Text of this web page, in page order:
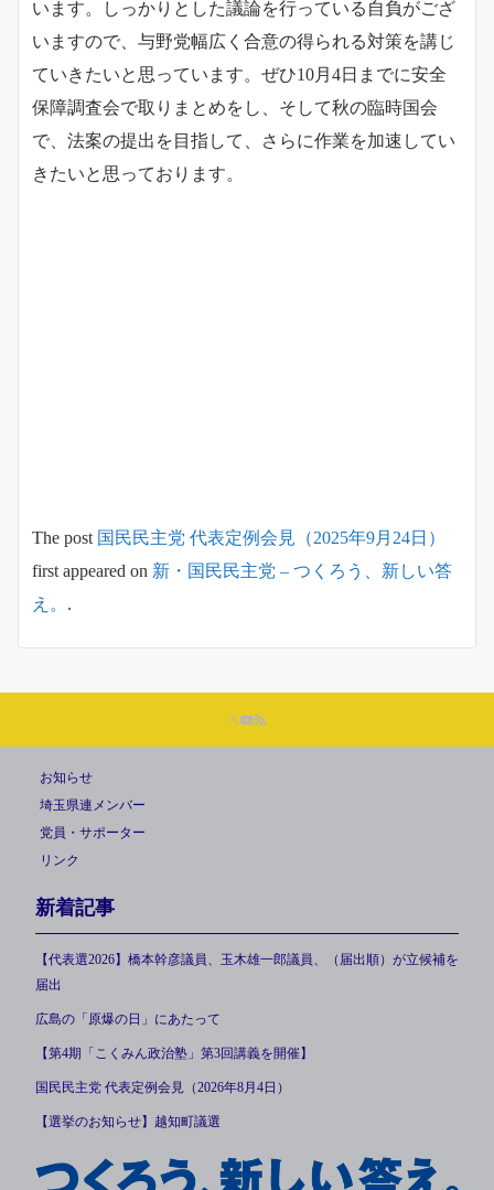
います。しっかりとした議論を行っている自負がござ
いますので、与野党幅広く合意の得られる対策を講じ
ていきたいと思っています。ぜひ10月4日までに安全
保障調査会で取りまとめをし、そして秋の臨時国会
で、法案の提出を目指して、さらに作業を加速してい
きたいと思っております。
The post 国民民主党 代表定例会見（2025年9月24日）
first appeared on 新・国民民主党 – つくろう、新しい答
え。 .
お知らせ
埼玉県連メンバー
党員・サポーター
リンク
新着記事
【代表選2026】橋本幹彦議員、玉木雄一郎議員、（届出順）が立候補を
届出
広島の「原爆の日」にあたって
【第4期「こくみん政治塾」第3回講義を開催】
国民民主党 代表定例会見（2026年8月4日）
【選挙のお知らせ】越知町議選